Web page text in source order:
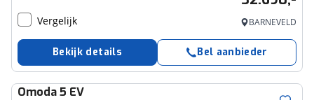
Vergelijk BARNEVELD
Bekijk details Bel aanbieder
Omoda5 EV